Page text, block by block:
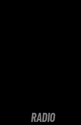
RADIO